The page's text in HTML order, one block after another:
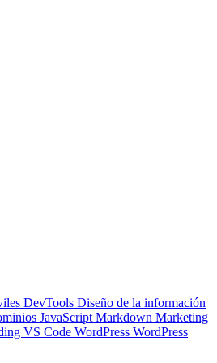
DevTools Diseño de la información
JavaScript Markdown Marketing
VS Code WordPress WordPress